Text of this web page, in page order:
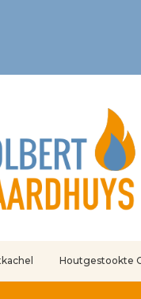
Houtgestookte